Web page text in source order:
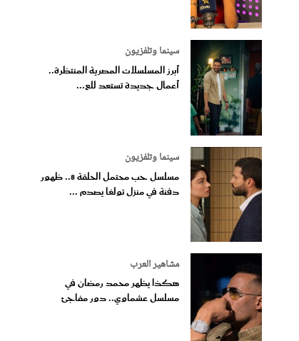
سينما وتلفزيون
أبرز المسلسلات المصرية المنتظرة..
أعمال جديدة تستعد للع...
سينما وتلفزيون
مسلسل حب محتمل الحلقة 8.. ظهور
دفنة في منزل تولغا يصدم ...
مشاهير العرب
هكذا يظهر محمد رمضان في
مسلسل عشماوي.. دور مفاجئ